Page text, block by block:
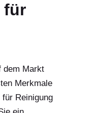
für
dem Markt
Merkmale
Reinigung